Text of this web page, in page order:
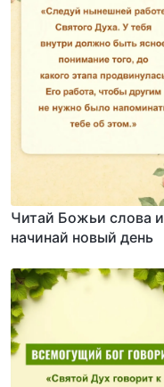
Читай Божьи слова и
начинай новый день